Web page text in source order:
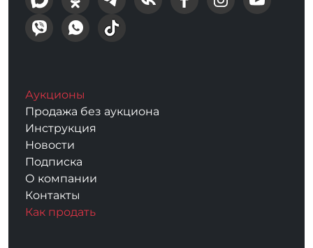
Аукционы
Продажа без аукциона
Инструкция
Новости
Подписка
О компании
Контакты
Как продать